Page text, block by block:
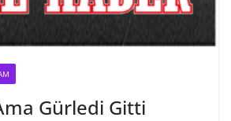
Gürledi Gitti